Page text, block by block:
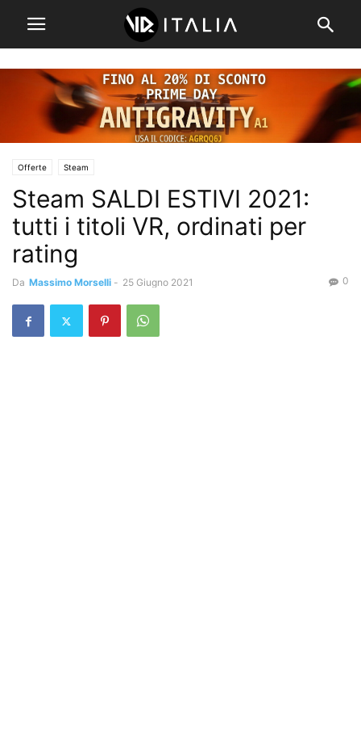
Offerte Steam
Steam SALDI ESTIVI 2021:
tutti i titoli VR, ordinati per
rating
Da Massimo Morselli - 25 Giugno 2021 0